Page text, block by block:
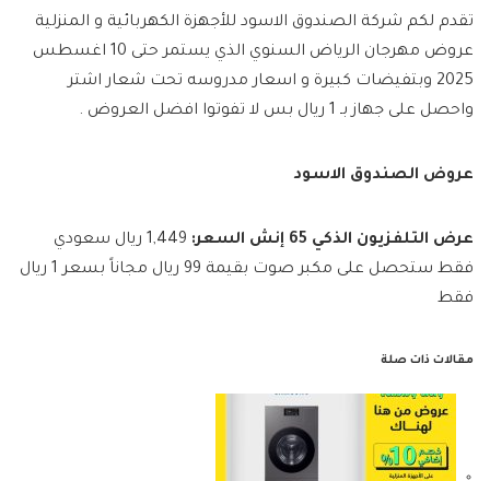
تقدم لكم شركة الصندوق الاسود للأجهزة الكهربائية و المنزلية
عروض مهرجان الرياض السنوي الذي يستمر حتى 10 اغسطس
2025 وبتفيضات كبيرة و اسعار مدروسه تحت شعار اشتر
واحصل على جهاز بـ 1 ريال بس لا تفوتوا افضل العروض .
عروض الصندوق الاسود
عرض التلفزيون الذكي 65 إنش السعر:
1,449 ريال سعودي
فقط ستحصل على مكبر صوت بقيمة 99 ريال مجاناً بسعر 1 ريال
فقط
مقالات ذات صلة